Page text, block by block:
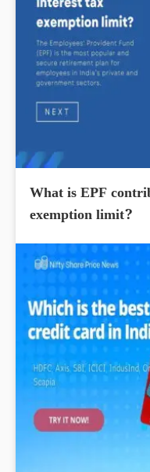
What is EPF
exemption limit?